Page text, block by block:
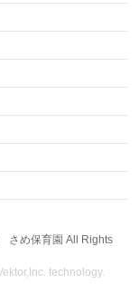
さめ保育園 All Rights
technology.